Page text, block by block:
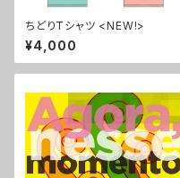
ちどりTシャツ <NEW!>
¥4,000